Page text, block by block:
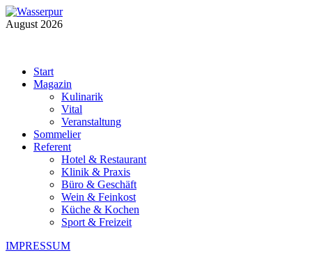
August 2026
Start
Magazin
Kulinarik
Vital
Veranstaltung
Sommelier
Referent
Hotel & Restaurant
Klinik & Praxis
Büro & Geschäft
Wein & Feinkost
Küche & Kochen
Sport & Freizeit
IMPRESSUM